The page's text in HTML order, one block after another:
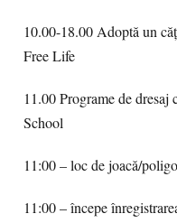
10.00-18.00 Adoptă un
Free Life
11.00 Programe de
School
11:00 – loc de joacă/
11:00 – începe